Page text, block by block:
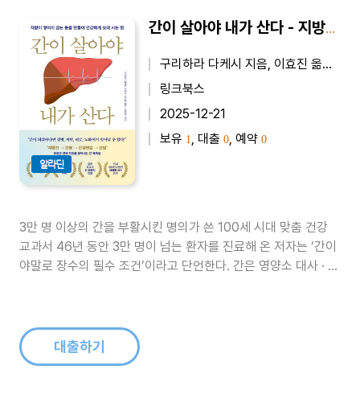
알라딘
간이 살아야 내가 산다 - 지방이 쌓이지 않는 몸을 만들어 건강하게 오래 사는 법
구리하라 다케시 지음, 이효진 옮김, 이혜원 감수
링크북스
2025-12-21
보유 1 , 대출 0 , 예약 0
3만 명 이상의 간을 부활시킨 명의가 쓴 100세 시대 맞춤 건강
교과서 46년 동안 3만 명이 넘는 환자를 진료해 온 저자는 ‘간이
야말로 장수의 필수 조건’이라고 단언한다. 간은 영양소 대사 · 해
대출하기